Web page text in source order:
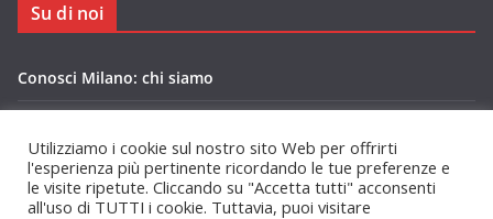
Su di noi
Conosci Milano: chi siamo
Utilizziamo i cookie sul nostro sito Web per offrirti
l'esperienza più pertinente ricordando le tue preferenze e
le visite ripetute. Cliccando su "Accetta tutti" acconsenti
all'uso di TUTTI i cookie. Tuttavia, puoi visitare